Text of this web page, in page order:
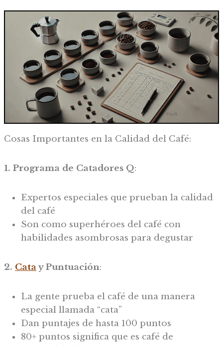
Cosas Importantes en la Calidad del Café:
1. Programa de Catadores Q:
Expertos especiales que prueban la calidad
del café
Son como superhéroes del café con
habilidades asombrosas para degustar
2. Catay Puntuación:
La gente prueba el café de una manera
especial llamada “cata”
Dan puntajes de hasta 100 puntos
80+ puntos significa que es café de